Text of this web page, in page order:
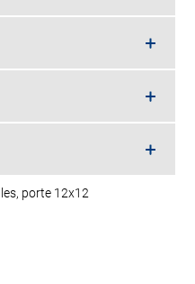
porte 12x12